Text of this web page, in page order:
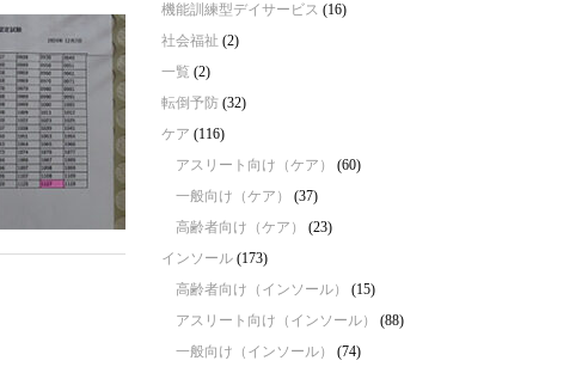
機能訓練型デイサービス (16)
社会福祉 (2)
一覧 (2)
転倒予防 (32)
ケア (116)
アスリート向け（ケア）
(60)
一般向け（ケア）
(37)
高齢者向け（ケア）
(23)
インソール (173)
高齢者向け（インソール）
(15)
アスリート向け（インソール）
(88)
一般向け（インソール）
(74)